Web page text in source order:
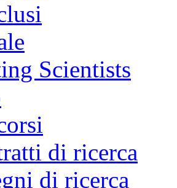
Scientists
di ricerca
di ricerca